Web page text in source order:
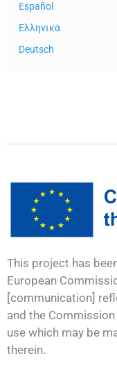
Español
Ελληνικά
Deutsch
This project has
European
[communication]
and the
use which may be
therein.